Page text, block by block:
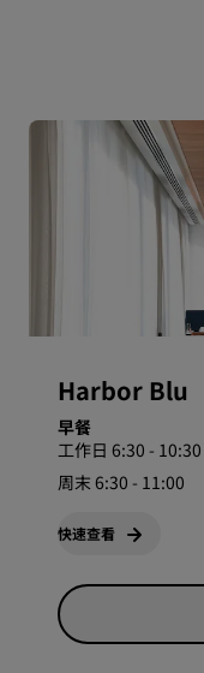
Harbor Blu
早餐
工作日 6:30 - 10:30
周末 6:30 - 11:00
快速查看